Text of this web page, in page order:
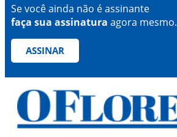
Se você ainda não é assinante
faça sua assinatura agora mesmo.
ASSINAR